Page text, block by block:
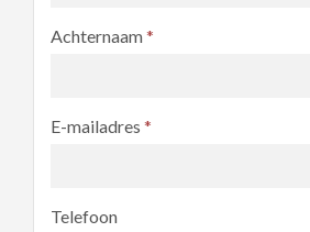
Achternaam*
E-mailadres *
Telefoon